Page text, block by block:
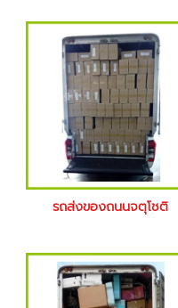
รถส่งของถนนจตุโชติ